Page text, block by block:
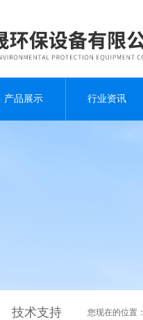
产品展示 行业资讯
技术支持 您现在的位置：